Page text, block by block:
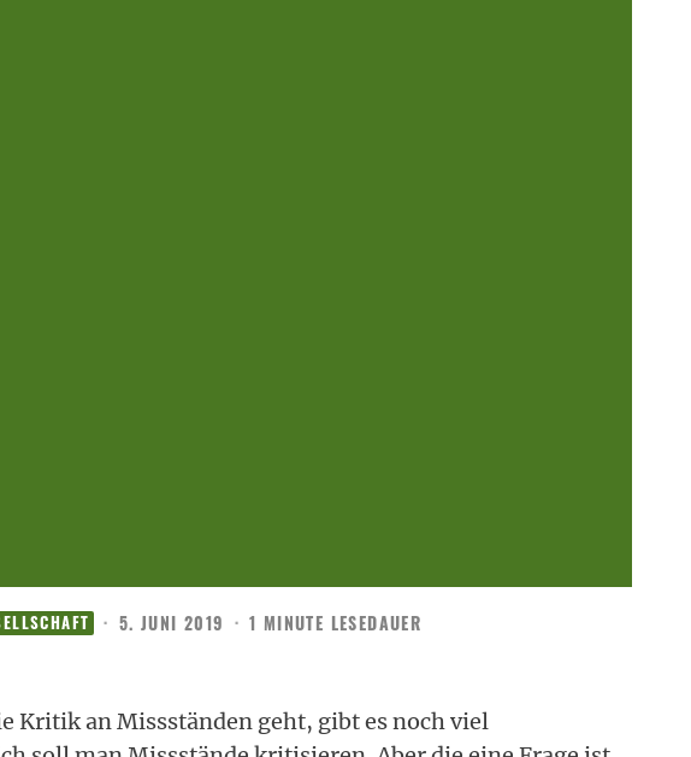
· 5. JUNI 2019 · 1 MINUTE LESEDAUER
Kritik an Missständen geht, gibt es noch viel